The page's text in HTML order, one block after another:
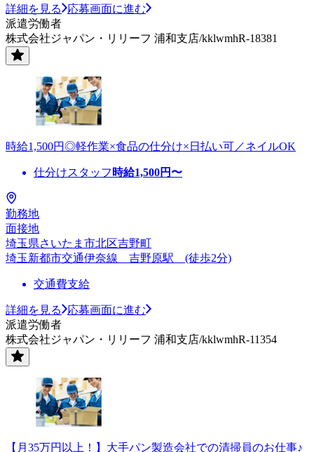
詳細を見る
応募画面に進む
派遣労働者
株式会社ジャパン・リリーフ 浦和支店/kklwmhR-18381
時給1,500円◎軽作業×食品の仕分け×日払い可／ネイルOK
仕分けスタッフ 時給1,500円〜
勤務地
面接地
埼玉県さいたま市北区吉野町
埼玉新都市交通伊奈線 吉野原駅 (徒歩2分)
交通費支給
詳細を見る
応募画面に進む
派遣労働者
株式会社ジャパン・リリーフ 浦和支店/kklwmhR-11354
【月35万円以上！】大手パン製造会社での清掃員のお仕事♪